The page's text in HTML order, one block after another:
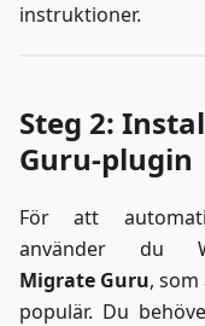
instruktioner.
Steg 2:
Guru-plugin
För att
använder du
Migrate Guru,
populär. Du